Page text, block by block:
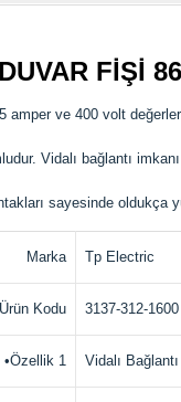
FİŞİ
amper ve 400 volt
Vidalı bağlantı
sayesinde oldukça
Marka Tp Electric
Kodu 3137-312-1600
•Özellik 1 Vidalı Bağlantı